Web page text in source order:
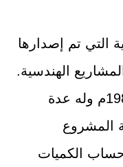
التي تم إصدارها
الهندسية.
وقد أُصدِرَ لأول مرة في عام1987م وله عدة
المشروع
الكميات